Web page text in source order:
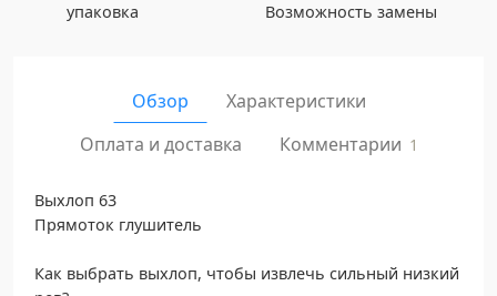
упаковка
Возможность замены
Обзор
Характеристики
Оплата и доставка
Комментарии 1
Выхлоп 63
Прямоток глушитель
Как выбрать выхлоп, чтобы извлечь сильный низкий